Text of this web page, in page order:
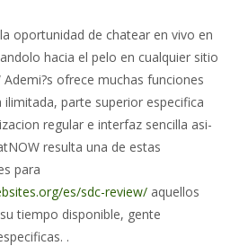
oportunidad de chatear en vivo en
hacia el pelo en cualquier sitio
ofrece muchas funciones
parte superior especifica
regular e interfaz sencilla asi­
resulta una de estas
para
es/sdc-review/ aquellos
tiempo disponible, gente
.